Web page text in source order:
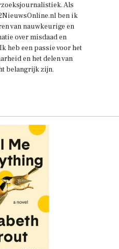
Als
ben ik
van nauwkeurige en
over misdaad en
heb een passie voor het
en het delen van
belangrijk zijn.